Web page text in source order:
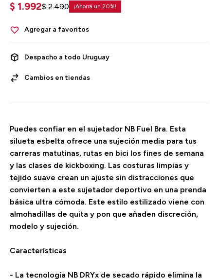
$ 1.992$ 2.490 20
Despacho a todo Uruguay
Cambios en tiendas
Puedes confiar en el sujetador NB Fuel Bra. Esta
silueta esbelta ofrece una sujeción media para tus
carreras matutinas, rutas en bici los fines de semana
y las clases de kickboxing. Las costuras limpias y
tejido suave crean un ajuste sin distracciones que
convierten a este sujetador deportivo en una prenda
básica ultra cómoda. Este estilo estilizado viene con
almohadillas de quita y pon que añaden discreción,
modelo y sujeción.
Características
- La tecnología NB DRYx de secado rápido elimina la